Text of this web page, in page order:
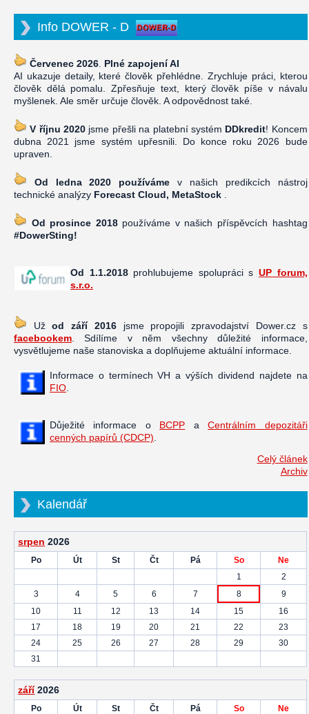
Info DOWER - D
Červenec 2026 Plné zapojení AI
AI ukazuje detaily, které člověk přehlédne. Zrychluje práci, kterou
člověk dělá pomalu. Zpřesňuje text, který člověk píše v návalu
myšlenek. Ale směr určuje člověk. A odpovědnost také.
V říjnu 2020 jsme přešli na platební systém DDkredit! Koncem
dubna 2021 jsme systém upřesnili. Do konce roku 2026 bude
upraven.
Od ledna 2020 používáme v našich predikcích nástroj
technické analýzy Forecast Cloud, MetaStock
Od prosince 2018používáme v našich příspěvcích hashtag
#DowerSting!
Od 1.1.2018prohlubujeme spolupráci sUP forum,
s.r.o.
Užod září 2016jsme propojili zpravodajství Dower.cz s
facebookem . Sdílíme v něm všechny důležité informace,
vysvětlujeme naše stanoviska a doplňujeme aktuální informace.
Informace o termínech VH a výších dividend najdete na
FIO
Důježité informace o BCPP aCentrálním depozitáři
cenných papírů (CDCP)
Celý článek
Archiv
Kalendář
srpen 2026
Po Út St Čt Pá So
Ne
1
2
3
4 5 6 7 8
9
10
11 12 13 14 15
16
17
18 19 20 21 22
23
24
25 26 27 28 29
30
31
září 2026
Po Út St Čt Pá So
Ne